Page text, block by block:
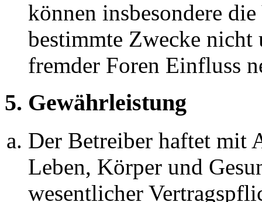
können insbesondere
bestimmte Zwecke nicht
fremder Foren Einfluss
5. Gewährleistung
Der Betreiber haftet mit
Leben, Körper und
wesentlicher